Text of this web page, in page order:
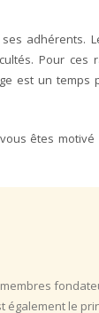
adhérents.
Pour ces
est un temps
êtes motivé
également le